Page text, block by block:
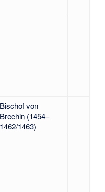
Bischof von
Brechin (1454–
1462/1463)